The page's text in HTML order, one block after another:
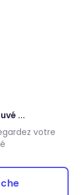
...
votre